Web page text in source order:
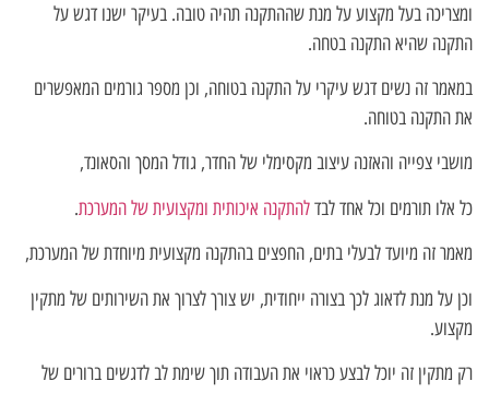
ומצריכה בעל מקצוע על מנת שההתקנה תהיה טובה. בעיקר ישנו דגש על
התקנה שהיא התקנה בטחה.
במאמר זה נשים דגש עיקרי על התקנה בטוחה, וכן מספר גורמים המאפשרים
את התקנה בטוחה.
מושבי צפייה והאזנה עיצוב מקסימלי של החדר, גודל המסך והסאונד,
כל אלו תורמים וכל אחד לבדלהתקנה איכותית ומקצועית של המערכת.
מאמר זה מיועד לבעלי בתים, החפצים בהתקנה מקצועית מיוחדת של המערכת,
וכן על מנת לדאוג לכך בצורה ייחודית, יש צורך לצרוך את השירותים של מתקין
מקצוע.
רק מתקין זה יוכל לבצע כראוי את העבודה תוך שימת לב לדגשים ברורים של